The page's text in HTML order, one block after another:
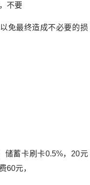
不要
免最终造成不必要的损
储蓄卡刷卡0.5%，20元
60元，